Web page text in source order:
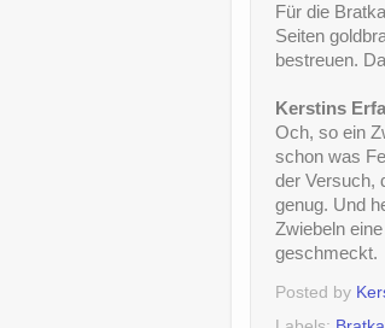
Für die
Seiten
bestreuen.
Kerstins
Och, so ein
schon was
der Versuch,
genug. Und
Zwiebeln
geschmeckt.
Posted by